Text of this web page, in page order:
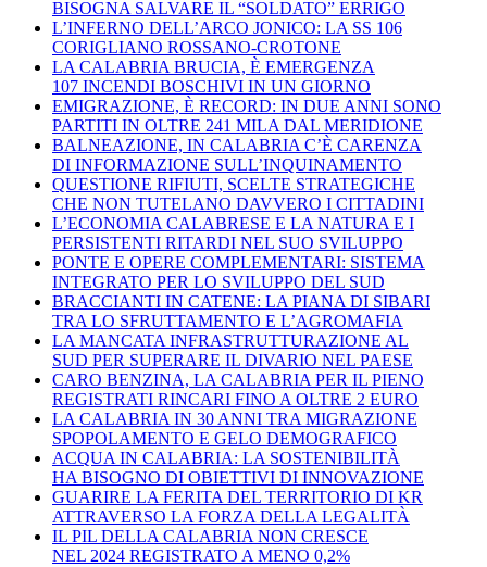
BISOGNA SALVARE IL “SOLDATO” ERRIGO
L’INFERNO DELL’ARCO JONICO: LA SS 106
CORIGLIANO ROSSANO-CROTONE
LA CALABRIA BRUCIA, È EMERGENZA
107 INCENDI BOSCHIVI IN UN GIORNO
EMIGRAZIONE, È RECORD: IN DUE ANNI SONO
PARTITI IN OLTRE 241 MILA DAL MERIDIONE
BALNEAZIONE, IN CALABRIA C’È CARENZA
DI INFORMAZIONE SULL’INQUINAMENTO
QUESTIONE RIFIUTI, SCELTE STRATEGICHE
CHE NON TUTELANO DAVVERO I CITTADINI
L’ECONOMIA CALABRESE E LA NATURA E I
PERSISTENTI RITARDI NEL SUO SVILUPPO
PONTE E OPERE COMPLEMENTARI: SISTEMA
INTEGRATO PER LO SVILUPPO DEL SUD
BRACCIANTI IN CATENE: LA PIANA DI SIBARI
TRA LO SFRUTTAMENTO E L’AGROMAFIA
LA MANCATA INFRASTRUTTURAZIONE AL
SUD PER SUPERARE IL DIVARIO NEL PAESE
CARO BENZINA, LA CALABRIA PER IL PIENO
REGISTRATI RINCARI FINO A OLTRE 2 EURO
LA CALABRIA IN 30 ANNI TRA MIGRAZIONE
SPOPOLAMENTO E GELO DEMOGRAFICO
ACQUA IN CALABRIA: LA SOSTENIBILITÀ
HA BISOGNO DI OBIETTIVI DI INNOVAZIONE
GUARIRE LA FERITA DEL TERRITORIO DI KR
ATTRAVERSO LA FORZA DELLA LEGALITÀ
IL PIL DELLA CALABRIA NON CRESCE
NEL 2024 REGISTRATO A MENO 0,2%